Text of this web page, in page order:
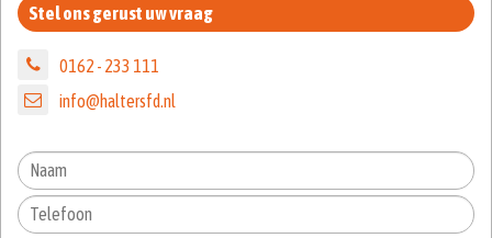
Stel ons gerust uw vraag
0162 - 233 111
info@haltersfd.nl